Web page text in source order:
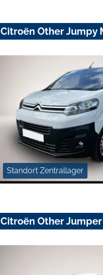
Citroën Other Jumpy
Standort Zentrallager
Citroën Other Jumper